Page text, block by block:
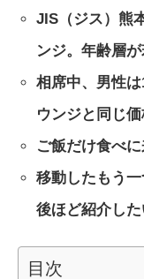
JIS（ジス）熊
ンジ。年齢層
相席中、男性
ウンジと同じ
ご飯だけ食べ
移動したもう
後ほど紹介し
目次